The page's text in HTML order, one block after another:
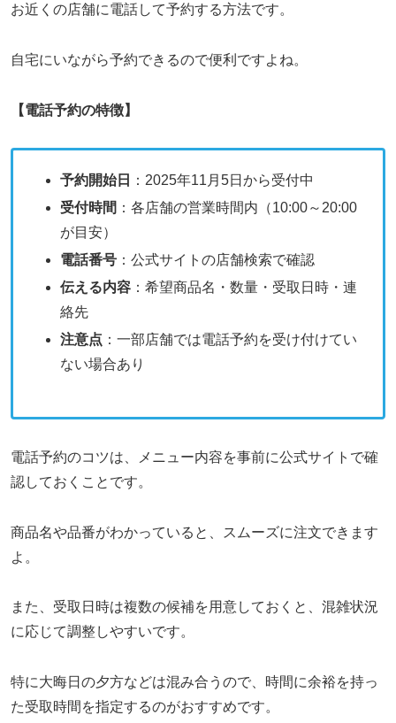
お近くの店舗に電話して予約する方法です。
自宅にいながら予約できるので便利ですよね。
【電話予約の特徴】
予約開始日
：2025年11月5日から受付中
受付時間 ：各店舗の営業時間内（10:00～20:00
が目安）
電話番号 ：公式サイトの店舗検索で確認
伝える内容 ：希望商品名・数量・受取日時・連
絡先
注意点 ：一部店舗では電話予約を受け付けてい
ない場合あり
電話予約のコツは、メニュー内容を事前に公式サイトで確
認しておくことです。
商品名や品番がわかっていると、スムーズに注文できます
よ。
また、受取日時は複数の候補を用意しておくと、混雑状況
に応じて調整しやすいです。
特に大晦日の夕方などは混み合うので、時間に余裕を持っ
た受取時間を指定するのがおすすめです。